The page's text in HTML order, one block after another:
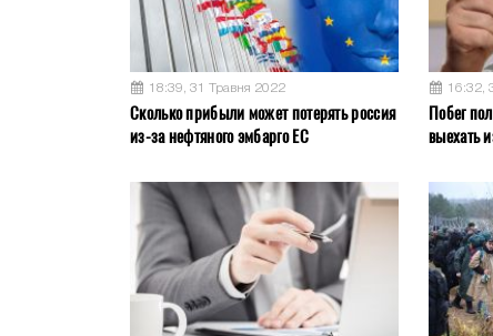
18:39, 31 Травня 2022
Сколько прибыли может потерять россия
из-за нефтяного эмбарго ЕС
16:32,
Побег
выехать